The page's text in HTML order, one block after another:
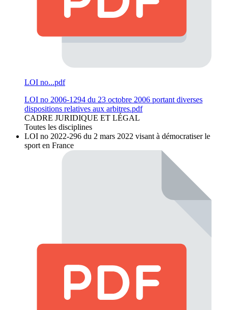
LOI no...pdf
LOI no 2006-1294 du 23 octobre 2006 portant diverses
dispositions relatives aux arbitres.pdf
CADRE JURIDIQUE ET LÉGAL
Toutes les disciplines
LOI no 2022-296 du 2 mars 2022 visant à démocratiser le
sport en France